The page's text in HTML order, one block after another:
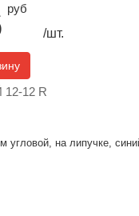
руб
/шт.
12 R
угловой, на липучке,